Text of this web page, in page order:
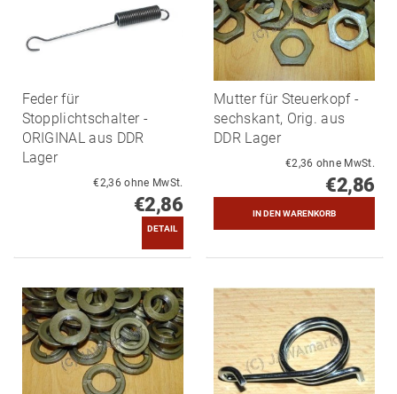
Feder für
Stopplichtschalter -
ORIGINAL aus DDR
Lager
€2,36 ohne MwSt.
€2,86
DETAIL
Mutter für Steuerkopf -
sechskant, Orig. aus
DDR Lager
€2,36 ohne MwSt.
€2,86